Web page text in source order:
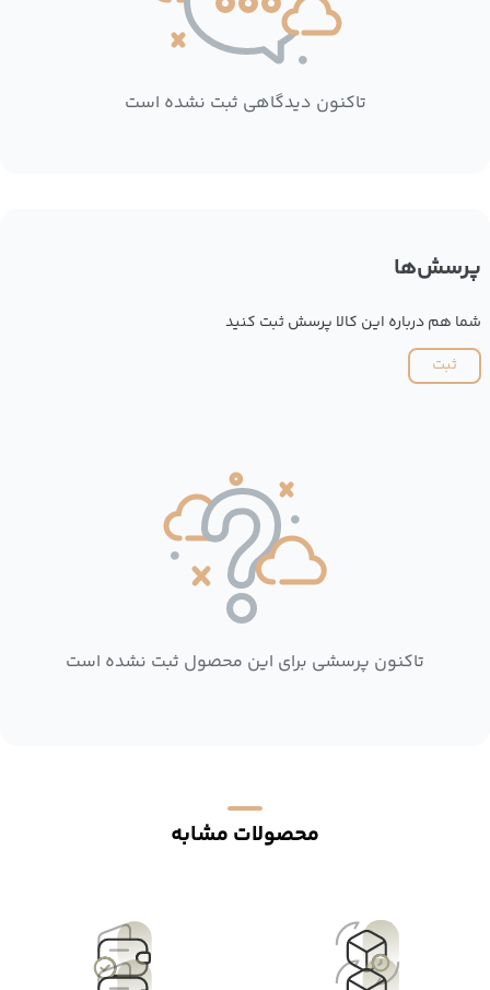
تاکنون دیدگاهی ثبت نشده است
پرسش‌ها
شما هم درباره این کالا پرسش ثبت کنید
ثبت
تاکنون پرسشی برای این محصول ثبت نشده است
محصولات مشابه